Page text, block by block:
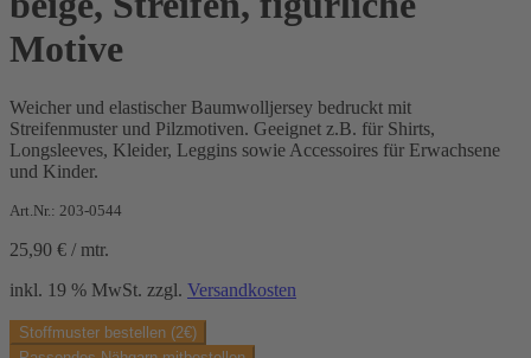
Motive
Weicher und elastischer Baumwolljersey bedruckt mit
Streifenmuster und Pilzmotiven. Geeignet z.B. für Shirts,
Longsleeves, Kleider, Leggins sowie Accessoires für Erwachsene
und Kinder.
Art.Nr.: 203-0544
25,90 € / mtr.
inkl. 19 % MwSt. zzgl. Versandkosten
Stoffmuster bestellen (2€)